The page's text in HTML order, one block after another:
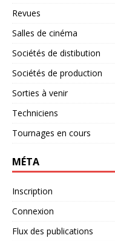
Revues
Salles de cinéma
Sociétés de distibution
Sociétés de production
Sorties à venir
Techniciens
Tournages en cours
MÉTA
Inscription
Connexion
Flux des publications